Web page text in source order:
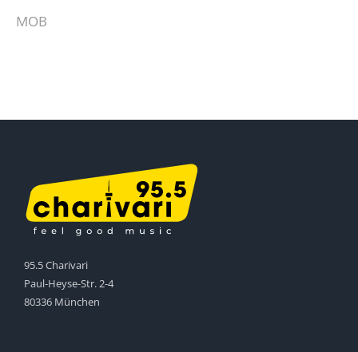
MOB
95.5 Charivari
Paul-Heyse-Str. 2-4
80336 München